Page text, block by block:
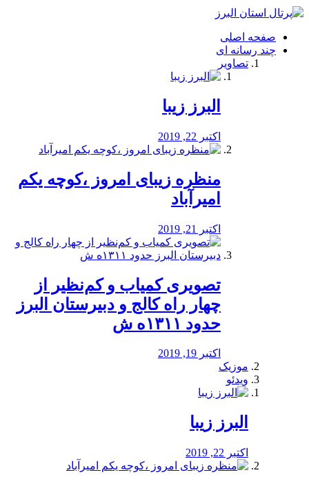
فصد
شرق
تهران
خشکشویی
صفحه اصلی
چند رسانه ای
تصاویر
البرز زیبا
اکتبر 22, 2019
منظره‌‌ زیبای امروز ،کوچه یکم
امیرآباد
اکتبر 21, 2019
️تصویری کمیاب و کم‌نظیر از
چهار راه كالج و دبيرستان البرز
حدود ۱۳۱۱ه ش
اکتبر 19, 2019
موزیک
ویدئو
البرز زیبا
اکتبر 22, 2019